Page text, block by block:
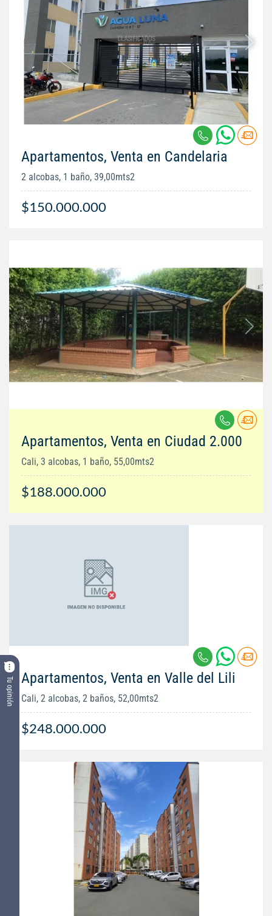
Tu opinión
Apartamentos, Venta en Candelaria
2 alcobas, 1 baño, 39,00mts2
$150.000.000
Apartamentos, Venta en Ciudad 2.000
Cali, 3 alcobas, 1 baño, 55,00mts2
$188.000.000
Apartamentos, Venta en Valle del Lili
Cali, 2 alcobas, 2 baños, 52,00mts2
$248.000.000